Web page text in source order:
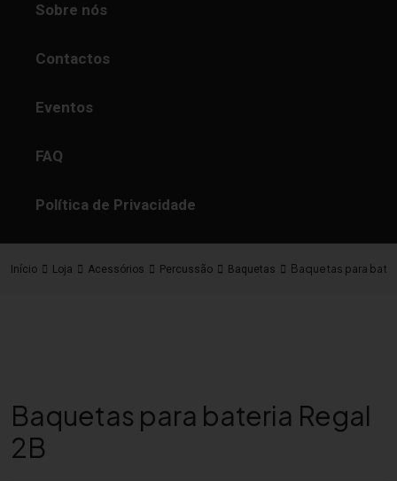
Sobre nós
Contactos
Eventos
FAQ
Política de Privacidade
Início Loja Acessórios Percussão Baquetas Baquetas para
Baquetas para bateria Regal
2B